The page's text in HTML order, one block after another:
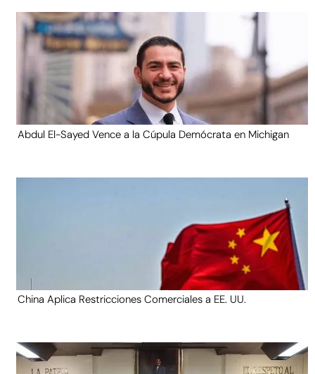
Abdul El-Sayed Vence a la Cúpula Demócrata en Michigan
China Aplica Restricciones Comerciales a EE. UU.